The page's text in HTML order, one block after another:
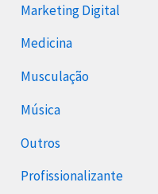
Marketing Digital
Medicina
Musculação
Música
Outros
Profissionalizante